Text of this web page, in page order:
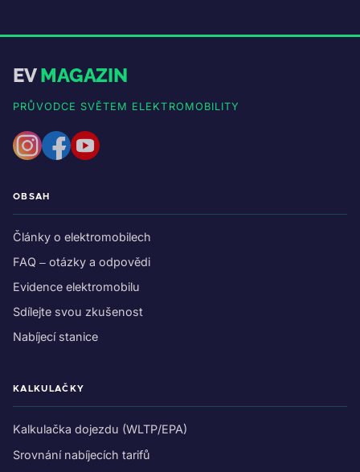
EVMAGAZIN
PRŮVODCE SVĚTEM ELEKTROMOBILITY
OBSAH
Články o elektromobilech
FAQ – otázky a odpovědi
Evidence elektromobilu
Sdílejte svou zkušenost
Nabíjecí stanice
KALKULAČKY
Kalkulačka dojezdu (WLTP/EPA)
Srovnání nabíjecích tarifů